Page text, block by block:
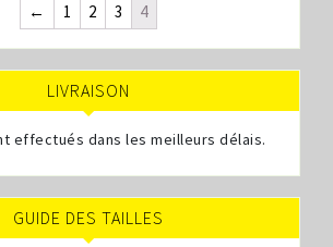
← 1 2 3 4
LIVRAISON
effectués dans les meilleurs délais.
GUIDE DES TAILLES